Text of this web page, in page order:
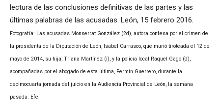
lectura de las conclusiones definitivas de las partes y las
últimas palabras de las acusadas. León, 15 febrero 2016.
Fotografía: Las acusadas Monserrat González (2d), autora confesa por el crimen de
la presidenta de la Diputación de León, Isabel Carrasco, que murió tiroteada el 12 de
mayo de 2014, su hija, Triana Martínez (i), y la policia local Raquel Gago (d),
acompañadas por el abogado de esta última, Fermín Guerrero, durante la
decimocuarta jornada del juicio en la Audiencia Provincial de León, la semana
pasada. Efe.